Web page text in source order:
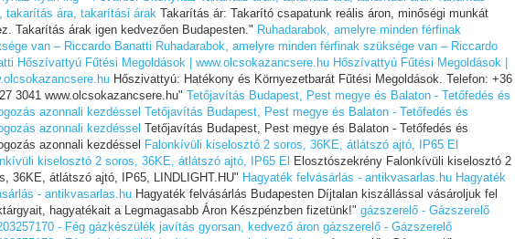
takarítás ára, takarítási árak Takarítás ár: Takarító csapatunk reális áron, minőségi munkát
Takarítás árak igen kedvezően Budapesten." Ruhadarabok, amelyre minden férfinak
van – Riccardo Banatti Ruhadarabok, amelyre minden férfinak szüksége van – Riccardo
Hőszívattyú Fűtési Megoldások | www.olcsokazancsere.hu Hőszívattyú Fűtési Megoldások |
Hőszivattyú: Hatékony és Környezetbarát Fűtési Megoldások. Telefon: +36
3041 www.olcsokazancsere.hu" Tetőjavítás Budapest, Pest megye és Balaton - Tetőfedés és
azonnali kezdéssel Tetőjavítás Budapest, Pest megye és Balaton - Tetőfedés és
azonnali kezdéssel Tetőjavítás Budapest, Pest megye és Balaton - Tetőfedés és
azonnali kezdéssel Falonkívüli kiselosztó 2 soros, 36KE, átlátszó ajtó, IP65 El
kiselosztó 2 soros, 36KE, átlátszó ajtó, IP65 El
Elosztószekrény Falonkívüli kiselosztó 2
36KE, átlátszó ajtó, IP65, LINDLIGHT.HU" Hagyaték felvásárlás - antikvasarlas.hu Hagyaték
- antikvasarlas.hu Hagyaték felvásárlás Budapesten Díjtalan kiszállással vásároljuk fel
hagyatékait a Legmagasabb Áron Készpénzben fizetünk!" gázszerelő - Gázszerelő
- Fég gázkészülék javítás gyorsan, kedvező áron gázszerelő - Gázszerelő